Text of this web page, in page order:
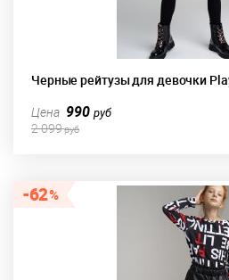
Черные рейтузы для девочки
Цена 990руб
2 099руб
62